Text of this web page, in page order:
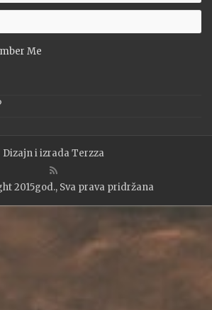
Me
Dizajn i izradaTerzza
2015god., Sva prava pridržana
PublishPowered By :XYZScripts.com